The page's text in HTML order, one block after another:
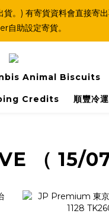
。) 有寄貨資料會直接寄
自助設定寄貨。
Animal Biscuits
Credits 順豐冷
（ 15/